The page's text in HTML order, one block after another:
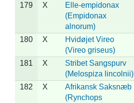
179
X
Elle-empidonax
(Empidonax
alnorum)
180 X
Hvidøjet Vireo
(Vireo griseus)
181 X
Stribet Sangspurv
(Melospiza lincolnii)
182 X
Afrikansk Saksnæb
(Rynchops